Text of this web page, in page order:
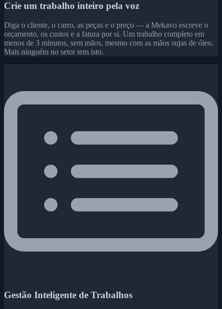
Crie um trabalho inteiro pela voz
Diga o cliente, o carro, as peças e o preço — a Mekavo escreve o
orçamento, os custos e a fatura por si. Um trabalho completo em
menos de 3 minutos, sem mãos, mesmo com as mãos sujas de óleo.
Mais ninguém no setor tem isto.
Gestão Inteligente de Trabalhos